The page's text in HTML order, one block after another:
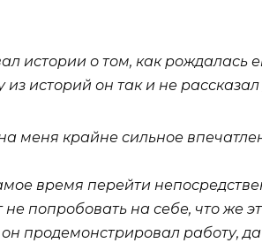
истории о том, как рождалась
историй он так и не
меня крайне сильное
время перейти
попробовать на себе, что же
продемонстрировал работу, да